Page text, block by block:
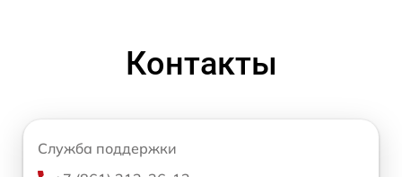
Контакты
Служба поддержки